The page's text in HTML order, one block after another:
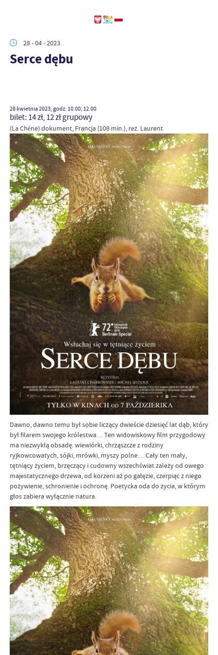
28 - 04 - 2023
Serce dębu
28 kwietnia 2023, godz. 10.00, 12.00
bilet: 14 zł, 12 zł grupowy
(La Chéne) dokument, Francja (108 min.), reż. Laurent
Dawno, dawno temu był sobie liczący dwieście dziesięć lat dąb, który
był filarem swojego królestwa… Ten widowiskowy film przygodowy
ma niezwykłą obsadę: wiewiórki, chrząszcze z rodziny
ryjkowcowatych, sójki, mrówki, myszy polne… Cały ten mały,
tętniący życiem, brzęczący i cudowny wszechświat zależy od owego
majestatycznego drzewa, od korzeni aż po gałęzie, czerpiąc z niego
pożywienie, schronienie i ochronę. Poetycka oda do życia, w którym
głos zabiera wyłącznie natura.